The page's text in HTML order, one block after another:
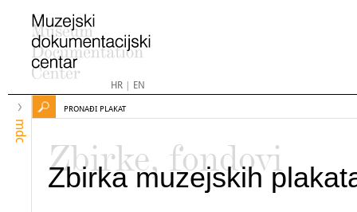
HR| EN
mdc
PRONAĐI PLAKAT
Zbirke, fondovi
Zbirka muzejskih